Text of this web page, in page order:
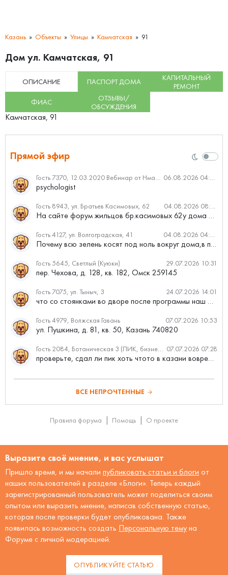
Казань Объекты Улицы Камчатская 91
Дом ул. Камчатская, 91
ОПИСАНИЕ ПАСПОРТ ДОМА
КАПИТАЛЬНЫЙ
РЕМОНТ
ФИАС
ОТЗЫВЫ/
ОБСУЖДЕНИЯ
Камчатская, 91
Прямой эфир
Гость 7370, 12.03.2020 Вебинар от Нмаркет.ПРО: «Актуальное об ипотеке: что нужно знать» 06.08.2026 04:00
psychologist
Гость 8943, ул. Братьев Касимовых, 62 04.08.2026 08:34
На сайте форум жильцов бр.касимовых 62у дома растут красивые...
Гость 4127, ул. Волгоградская, 41 04.08.2026 04:46
Почему всю зелень косят под ноль вокруг дома,в полисадниках....
Гость 5645, Светлый (Куюки) 29.07.2026 10:31
пер. Чехова, д. 128, кв. 182, Омск 259145
Гость 7075, ул. Тыныч, 3 24.07.2026 14:01
что со стоянками во дворе после программы наш двор
Гость 4979, Волжская Гавань 07.07.2026 10:53
ул. Пушкина, д. 81, кв. 50, Казань 740820
Гость 2084, Ботаническая 3 (ПИК, бизнес-класс) 07.07.2026 07:28
проверьте, сдал ли пик хоть чтото в казани вовремя?
ВСЕ НЕПРОЧТЕННЫЕ
Правила форума Помощь О проекте
Выразите своё мнение, и вас услышат
Пришло время, и мы начали публиковать статьи и блоги от
наших пользователей в разделе «Блоги». Теперь каждый
зарегистрированный пользователь может поделиться своим
опытом или выразить мнение, написав собственную статью,
которая после проверки будет опубликована. Также
появилась возможность создать Персональную тему на
Форуме с личной модерацией.
ОПУБЛИКУЙТЕ СТАТЬЮ